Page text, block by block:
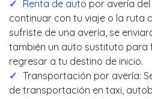
Renta de auto por avería del
continuar con tu viaje o la ruta
sufriste de una avería, se
también un auto sustituto para
regresar a tu destino de inicio.
Transportación por avería:
de transportación en taxi,